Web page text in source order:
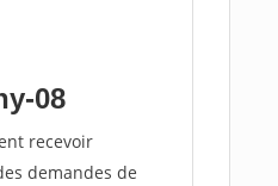
08
recevoir
demandes de